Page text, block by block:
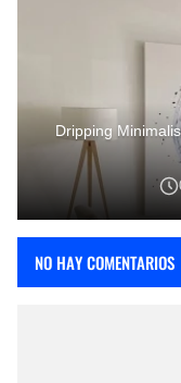
Dripping
NO HAY COMENTARIOS